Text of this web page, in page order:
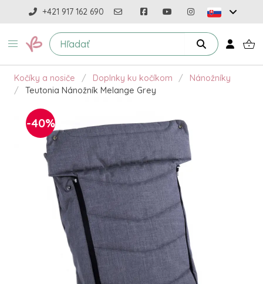
+421 917 162 690
Kočíky a nosiče Doplnky ku kočíkom
Nánožníky
Teutonia Nánožník Melange Grey
-40%